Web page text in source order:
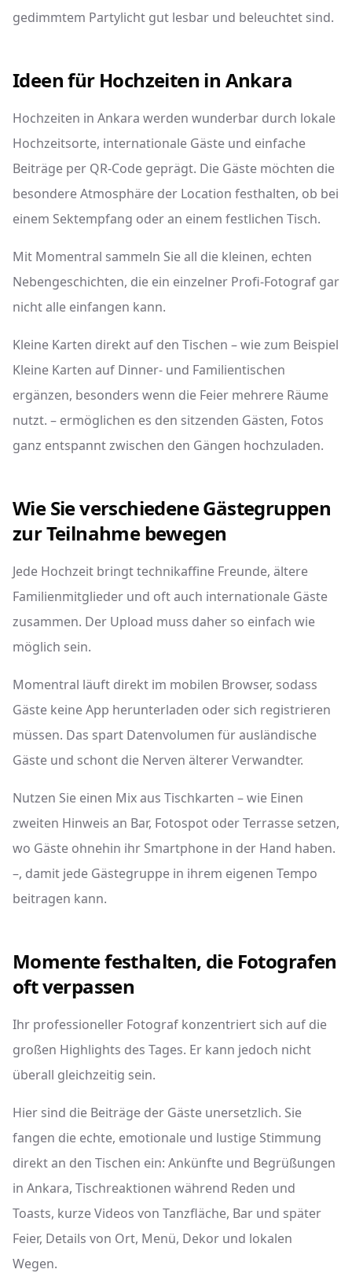
gedimmtem Partylicht gut lesbar und beleuchtet sind.
Ideen für Hochzeiten in Ankara
Hochzeiten in Ankara werden wunderbar durch lokale
Hochzeitsorte, internationale Gäste und einfache
Beiträge per QR-Code geprägt. Die Gäste möchten die
besondere Atmosphäre der Location festhalten, ob bei
einem Sektempfang oder an einem festlichen Tisch.
Mit Momentral sammeln Sie all die kleinen, echten
Nebengeschichten, die ein einzelner Profi-Fotograf gar
nicht alle einfangen kann.
Kleine Karten direkt auf den Tischen – wie zum Beispiel
Kleine Karten auf Dinner- und Familientischen
ergänzen, besonders wenn die Feier mehrere Räume
nutzt. – ermöglichen es den sitzenden Gästen, Fotos
ganz entspannt zwischen den Gängen hochzuladen.
Wie Sie verschiedene Gästegruppen
zur Teilnahme bewegen
Jede Hochzeit bringt technikaffine Freunde, ältere
Familienmitglieder und oft auch internationale Gäste
zusammen. Der Upload muss daher so einfach wie
möglich sein.
Momentral läuft direkt im mobilen Browser, sodass
Gäste keine App herunterladen oder sich registrieren
müssen. Das spart Datenvolumen für ausländische
Gäste und schont die Nerven älterer Verwandter.
Nutzen Sie einen Mix aus Tischkarten – wie Einen
zweiten Hinweis an Bar, Fotospot oder Terrasse setzen,
wo Gäste ohnehin ihr Smartphone in der Hand haben.
–, damit jede Gästegruppe in ihrem eigenen Tempo
beitragen kann.
Momente festhalten, die Fotografen
oft verpassen
Ihr professioneller Fotograf konzentriert sich auf die
großen Highlights des Tages. Er kann jedoch nicht
überall gleichzeitig sein.
Hier sind die Beiträge der Gäste unersetzlich. Sie
fangen die echte, emotionale und lustige Stimmung
direkt an den Tischen ein: Ankünfte und Begrüßungen
in Ankara, Tischreaktionen während Reden und
Toasts, kurze Videos von Tanzfläche, Bar und später
Feier, Details von Ort, Menü, Dekor und lokalen
Wegen.